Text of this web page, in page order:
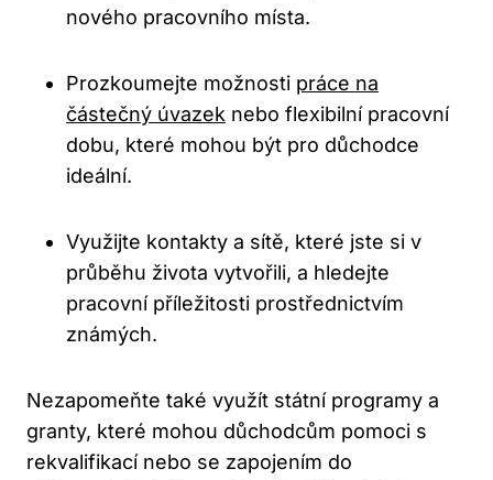
nového pracovního místa.
Prozkoumejte možnosti práce na
částečný úvazek nebo flexibilní pracovní
dobu, které mohou být pro důchodce
ideální.
Využijte kontakty a sítě, které jste si v
průběhu života vytvořili, a hledejte
pracovní příležitosti prostřednictvím
známých.
Nezapomeňte také využít státní programy a
granty, které mohou důchodcům pomoci s
rekvalifikací nebo se zapojením do